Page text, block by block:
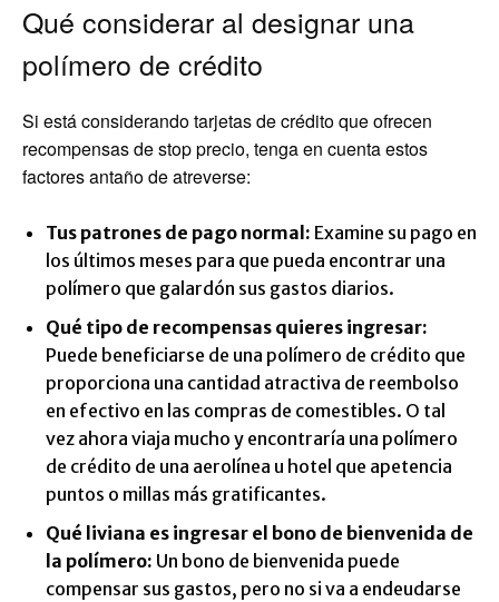
Qué considerar al designar una
polímero de crédito
Si está considerando tarjetas de crédito que ofrecen
recompensas de stop precio, tenga en cuenta estos
factores antaño de atreverse:
Tus patrones de pago normal: Examine su pago en
los últimos meses para que pueda encontrar una
polímero que galardón sus gastos diarios.
Qué tipo de recompensas quieres ingresar:
Puede beneficiarse de una polímero de crédito que
proporciona una cantidad atractiva de reembolso
en efectivo en las compras de comestibles. O tal
vez ahora viaja mucho y encontraría una polímero
de crédito de una aerolínea u hotel que apetencia
puntos o millas más gratificantes.
Qué liviana es ingresar el bono de bienvenida de
la polímero: Un bono de bienvenida puede
compensar sus gastos, pero no si va a endeudarse